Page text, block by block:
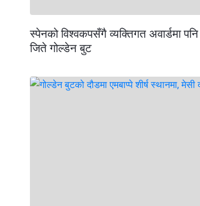
स्पेनको विश्वकपसँगै व्यक्तिगत अवार्डमा पनि
जिते गोल्डेन बुट